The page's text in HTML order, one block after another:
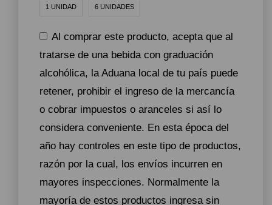
1 UNIDAD 6 UNIDADES
Al comprar este producto, acepta que al
tratarse de una bebida con graduación
alcohólica, la Aduana local de tu país puede
retener, prohibir el ingreso de la mercancía
o cobrar impuestos o aranceles si así lo
considera conveniente. En esta época del
año hay controles en este tipo de productos,
razón por la cual, los envíos incurren en
mayores inspecciones. Normalmente la
mayoría de estos productos ingresa sin